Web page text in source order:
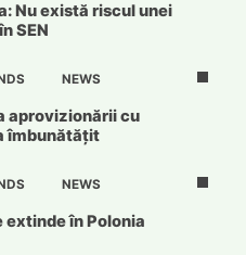
Nu există riscul unei
SEN
NEWS
aprovizionării cu
îmbunătățit
NEWS
extinde în Polonia